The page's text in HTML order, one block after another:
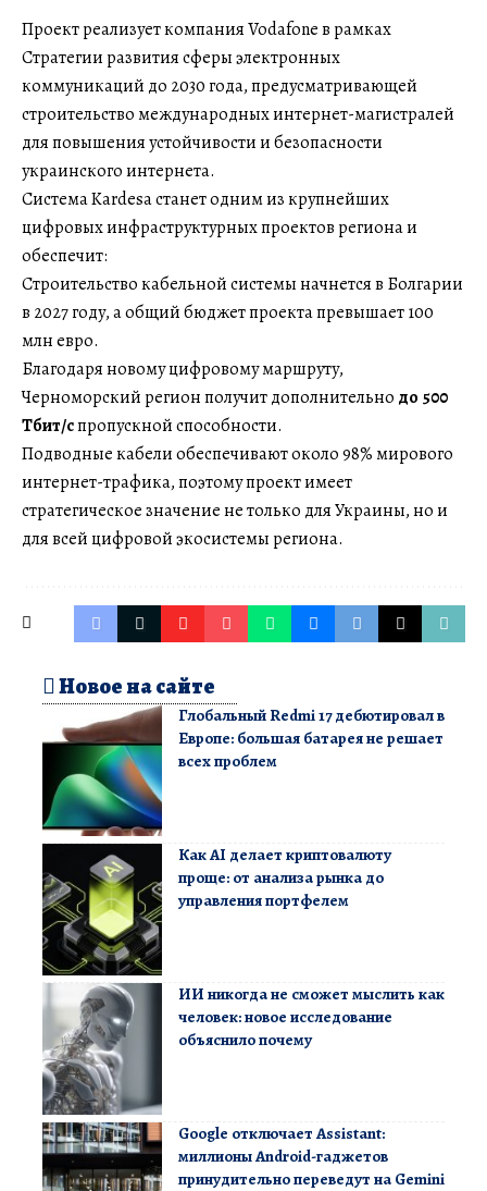
Проект реализует компания Vodafone в рамках
Стратегии развития сферы электронных
коммуникаций до 2030 года, предусматривающей
строительство международных интернет-магистралей
для повышения устойчивости и безопасности
украинского интернета.
Система Kardesa станет одним из крупнейших
цифровых инфраструктурных проектов региона и
обеспечит:
Строительство кабельной системы начнется в Болгарии
в 2027 году, а общий бюджет проекта превышает 100
млн евро.
Благодаря новому цифровому маршруту,
Черноморский регион получит дополнительно до 500
Тбит/спропускной способности.
Подводные кабели обеспечивают около 98% мирового
интернет-трафика, поэтому проект имеет
стратегическое значение не только для Украины, но и
для всей цифровой экосистемы региона.
Новое на сайте
Глобальный Redmi 17 дебютировал в
Европе: большая батарея не решает
всех проблем
Как AI делает криптовалюту
проще: от анализа рынка до
управления портфелем
ИИ никогда не сможет мыслить как
человек: новое исследование
объяснило почему
Google отключает Assistant:
миллионы Android-гаджетов
принудительно переведут на Gemini